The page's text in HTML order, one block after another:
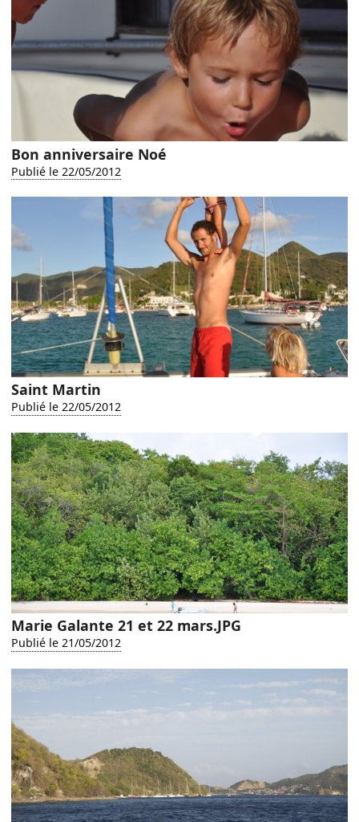
Bon anniversaire Noé
Publié le 22/05/2012
Saint Martin
Publié le 22/05/2012
Marie Galante 21 et 22 mars.JPG
Publié le 21/05/2012